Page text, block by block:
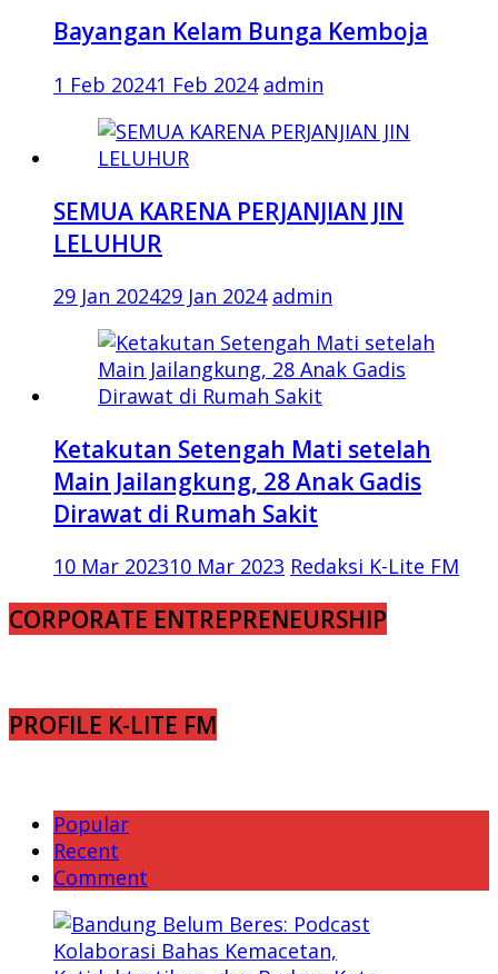
Bayangan Kelam Bunga Kemboja
1 Feb 20241 Feb 2024 admin
SEMUA KARENA PERJANJIAN JIN
LELUHUR
29 Jan 202429 Jan 2024 admin
Ketakutan Setengah Mati setelah
Main Jailangkung, 28 Anak Gadis
Dirawat di Rumah Sakit
10 Mar 202310 Mar 2023 Redaksi K-Lite FM
CORPORATE ENTREPRENEURSHIP
PROFILE K-LITE FM
Popular
Recent
Comment